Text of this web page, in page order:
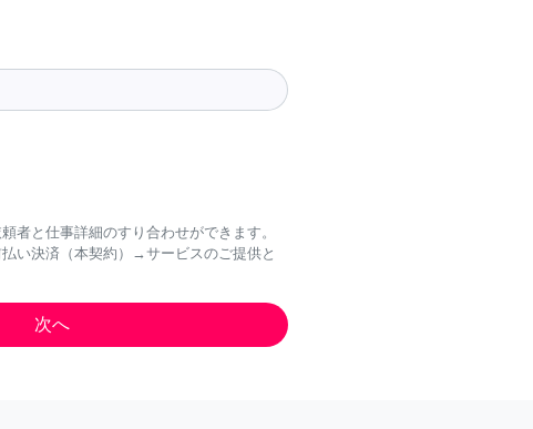
者と仕事詳細のすり合わせができます。
い決済（本契約）→サービスのご提供と